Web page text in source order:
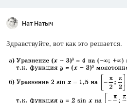
Нат Натыч
Здравствуйте, вот как это решается.